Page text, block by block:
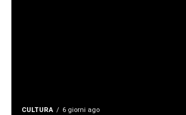
CULTURA 6 giorni ago